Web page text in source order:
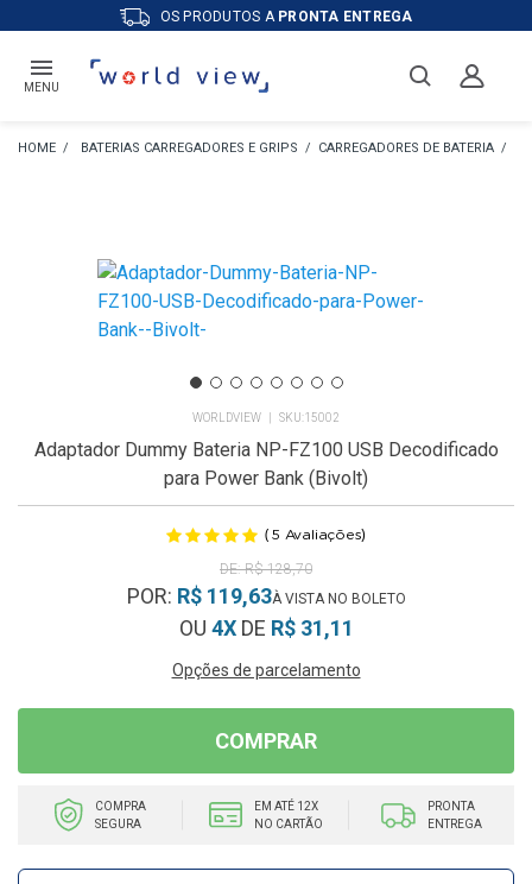
OS PRODUTOS A PRONTA ENTREGA
MENU
BATERIAS CARREGADORES E GRIPS CARREGADORES DE BATERIA
WORLDVIEW 15002
Adaptador Dummy Bateria NP-FZ100 USB Decodificado
para Power Bank (Bivolt)
(5 Avaliações)
R$ 128,70
POR: R$ 119,63
OU 4XDE R$ 31,11
Opções de parcelamento
COMPRAR
COMPRA
SEGURA
EM ATÉ 12X
NO CARTÃO
PRONTA
ENTREGA